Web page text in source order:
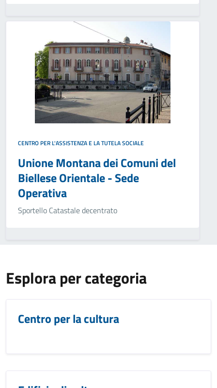
CENTRO PER L'ASSISTENZA E LA TUTELA SOCIALE
Unione Montana dei Comuni del
Biellese Orientale - Sede
Operativa
Sportello Catastale decentrato
Esplora per categoria
Centro per la cultura